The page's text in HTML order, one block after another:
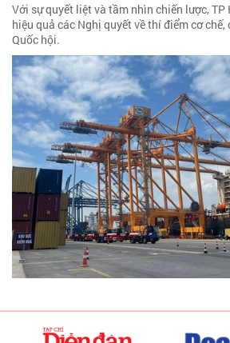
Với sự quyết liệt và tầm nhìn chiến lược, TP
hiệu quả các Nghị quyết về thí điểm cơ
Quốc hội.